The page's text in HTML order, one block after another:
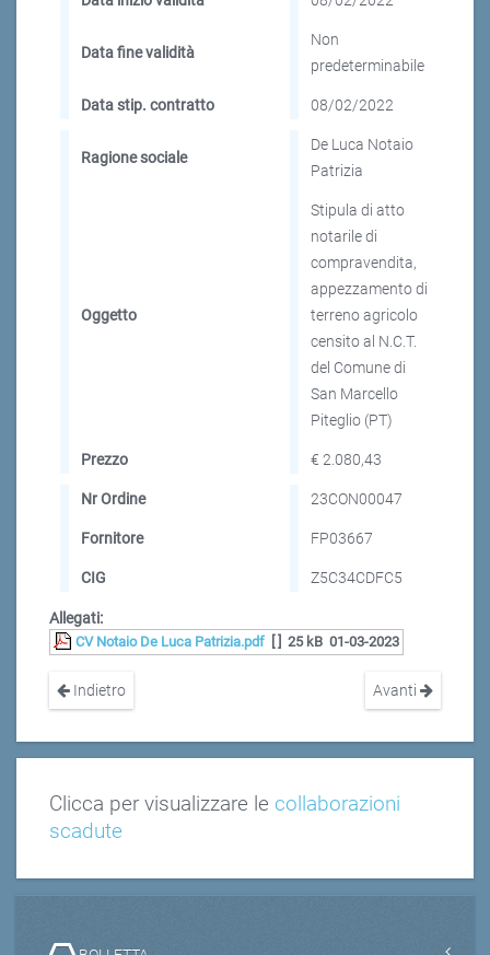
Data fine validità
Non
predeterminabile
Data stip. contratto 08/02/2022
Ragione sociale
De Luca Notaio
Patrizia
Oggetto
Stipula di atto
notarile di
compravendita,
appezzamento di
terreno agricolo
censito al N.C.T.
del Comune di
San Marcello
Piteglio (PT)
Prezzo € 2.080,43
Nr Ordine 23CON00047
Fornitore FP03667
CIG Z5C34CDFC5
Allegati:
CV Notaio De Luca Patrizia.pdf 25 kB 01-03-2023
Indietro Avanti
Clicca per visualizzare le collaborazioni
scadute